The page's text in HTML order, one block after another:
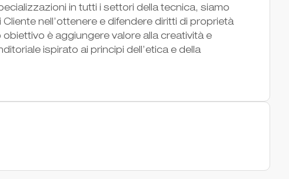
in tutti i settori della tecnica, siamo
nell’ottenere e difendere diritti di proprietà
è aggiungere valore alla creatività e
ispirato ai principi dell’etica e della